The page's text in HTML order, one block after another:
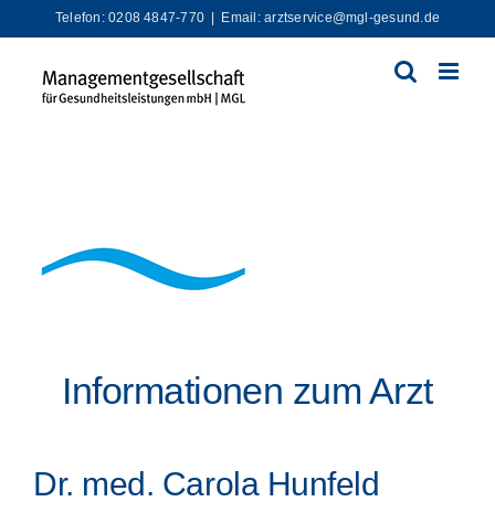
Inhalt
springen
Telefon: 0208 4847-770 Email: arztservice@mgl-gesund.de
Informationen zum Arzt
Dr. med. Carola Hunfeld